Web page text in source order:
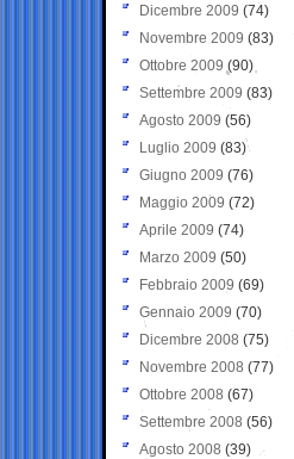
Dicembre 2009 (74)
Novembre 2009 (83)
Ottobre 2009 (90)
Settembre 2009 (83)
Agosto 2009 (56)
Luglio 2009 (83)
Giugno 2009 (76)
Maggio 2009 (72)
Aprile 2009 (74)
Marzo 2009 (50)
Febbraio 2009 (69)
Gennaio 2009 (70)
Dicembre 2008 (75)
Novembre 2008 (77)
Ottobre 2008 (67)
Settembre 2008 (56)
Agosto 2008 (39)